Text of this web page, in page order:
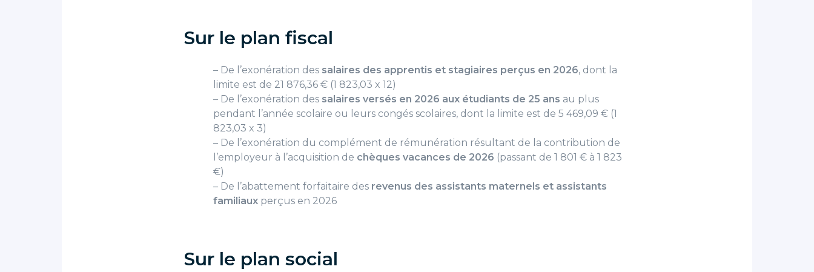
Sur le plan fiscal
– De l’exonération des salaires des apprentis et stagiaires perçus en 2026, dont la
limite est de 21 876,36 € (1 823,03 x 12)
– De l’exonération des salaires versés en 2026 aux étudiants de 25 ans au plus
pendant l’année scolaire ou leurs congés scolaires, dont la limite est de 5 469,09 € (1
823,03 x 3)
– De l’exonération du complément de rémunération résultant de la contribution de
l’employeur à l’acquisition de chèques vacances de 2026 (passant de 1 801 € à 1 823
€)
– De l’abattement forfaitaire des revenus des assistants maternels et assistants
familiaux perçus en 2026
Sur le plan social